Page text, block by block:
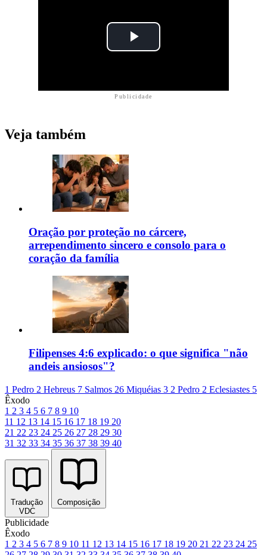
Publicidade
Veja também
Oração por proteção no cárcere,
arrependimento sincero e consolo para o
coração da família
Filipenses 4:6 explicado: o que significa "não
andeis ansiosos"?
1 Pedro 2 Hebreus 7 Salmos 26 Miquéias 3 2 Pedro 2 Eclesiastes 5
Êxodo
1 2 3 4 5 6 7 8 9 10
11 12 13 14 15 16 17 18 19 20
21 22 23 24 25 26 27 28 29 30
31 32 33 34 35 36 37 38 39 40
Tradução
VDC
Composição
Publicidade
Êxodo
1 2 3 4 5 6 7 8 9 10 11 12 13 14 15 16 17 18 19 20 21 22 23 24 25